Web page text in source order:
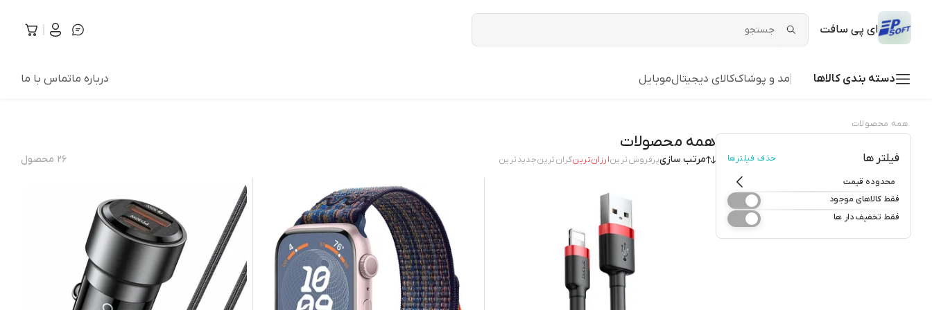
ای پی سافت
دسته بندی کالاها مد و پوشاککالای دیجیتالموبایل درباره ماتماس با ما
همه محصولات
فیلتر ها حذف فیلترها
محدوده قیمت
فقط کالاهای موجود
فقط تخفیف دار ها
همه محصولات
مرتب سازیپرفروش‌ترینارزان‌ترینگران‌ترینجدید‌ترین ۲۶ محصول